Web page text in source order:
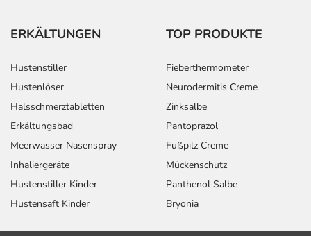
ERKÄLTUNGEN
Hustenstiller
Hustenlöser
Halsschmerztabletten
Erkältungsbad
Meerwasser Nasenspray
Inhaliergeräte
Hustenstiller Kinder
Hustensaft Kinder
TOP PRODUKTE
Fieberthermometer
Neurodermitis Creme
Zinksalbe
Pantoprazol
Fußpilz Creme
Mückenschutz
Panthenol Salbe
Bryonia